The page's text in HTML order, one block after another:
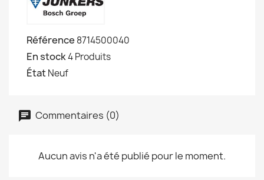
Référence 8714500040
En stock4 Produits
ÉtatNeuf
Commentaires (0)
Aucun avis n'a été publié pour le moment.